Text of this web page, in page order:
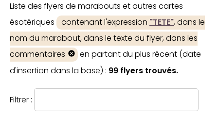
Liste des flyers de marabouts et autres cartes
ésotériques
contenant l'expression "TETE", dans le
nom du marabout, dans le texte du flyer, dans les
commentaires
en partant du plus récent (date
d'insertion dans la base) : 99 flyers trouvés.
Filtrer :